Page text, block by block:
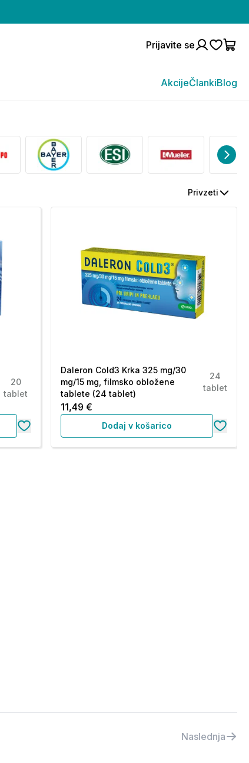
Prijavite se
AkcijeČlankiBlog
Privzeti
20
tablet
Daleron Cold3 Krka 325 mg/30
mg/15 mg, filmsko obložene
tablete (24 tablet)
24
tablet
11,49 €
Dodaj v košarico
Naslednja